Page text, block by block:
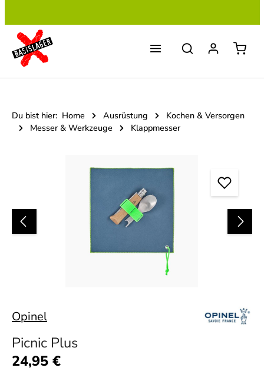
Du bist hier: Home Ausrüstung
Kochen & Versorgen
Messer & Werkzeuge
Klappmesser
Opinel
Picnic Plus
Regulärer Preis:
24,95 €